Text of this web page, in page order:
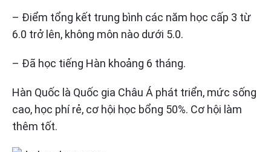
– Điểm tổng kết trung bình các năm học cấp 3 từ
6.0 trở lên, không môn nào dưới 5.0.
– Đã học tiếng Hàn khoảng 6 tháng.
Hàn Quốc là Quốc gia Châu Á phát triển, mức sống
cao, học phí rẻ, cơ hội học bổng 50%. Cơ hội làm
thêm tốt.